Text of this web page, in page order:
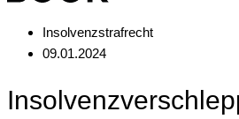
Insolvenzstrafrecht
09.01.2024